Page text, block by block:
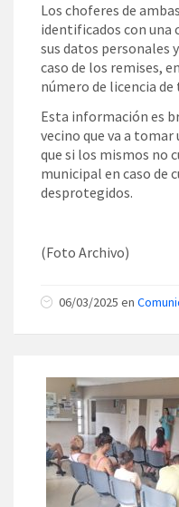
Los choferes de
identificados con una
sus datos personales
caso de los remises,
número de licencia de
Esta información es
vecino que va a
que si los mismos no
municipal en caso de
desprotegidos.
(Foto Archivo)
06/03/2025 en